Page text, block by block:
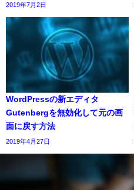
2019年7月2日
WordPressの新エディタ
Gutenbergを無効化して元の画
面に戻す方法
2019年4月27日